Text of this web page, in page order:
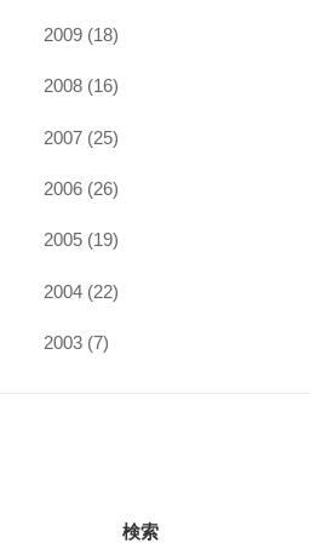
2009 (18)
2008 (16)
2007 (25)
2006 (26)
2005 (19)
2004 (22)
2003 (7)
検索